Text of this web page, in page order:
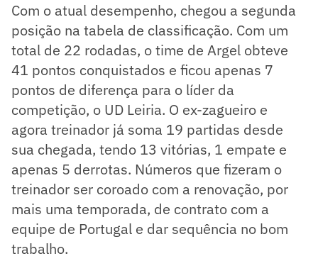
Com o atual desempenho, chegou a segunda
posição na tabela de classificação. Com um
total de 22 rodadas, o time de Argel obteve
41 pontos conquistados e ficou apenas 7
pontos de diferença para o líder da
competição, o UD Leiria. O ex-zagueiro e
agora treinador já soma 19 partidas desde
sua chegada, tendo 13 vitórias, 1 empate e
apenas 5 derrotas. Números que fizeram o
treinador ser coroado com a renovação, por
mais uma temporada, de contrato com a
equipe de Portugal e dar sequência no bom
trabalho.